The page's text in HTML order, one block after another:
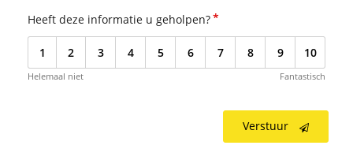
Heeft deze informatie u geholpen?*
1 2 3 4 5 6 7 8 9 10
Helemaal niet Fantastisch
Verstuur